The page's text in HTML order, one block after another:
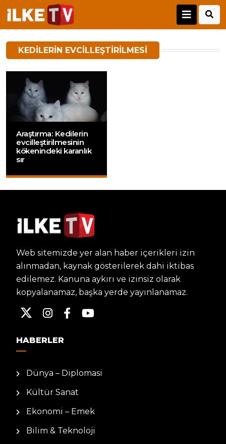
KEDILERIN EVCILLEŞTIRILMESI
Araştırma: Kedilerin
evcilleştirilmesinin
kökenindeki karanlık
sır
Web sitemizde yer alan haber içerikleri izin
alınmadan, kaynak gösterilerek dahi iktibas
edilemez. Kanuna aykırı ve izinsiz olarak
kopyalanamaz, başka yerde yayınlanamaz.
HABERLER
Dünya – Diplomasi
Kültür Sanat
Ekonomi – Emek
Bilim & Teknoloji